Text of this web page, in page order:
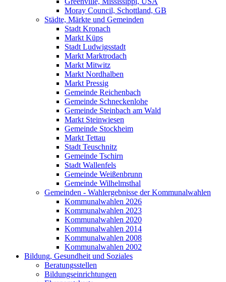
Moray Council, Schottland, GB
Städte, Märkte und Gemeinden
Stadt Kronach
Markt Küps
Stadt Ludwigsstadt
Markt Marktrodach
Markt Mitwitz
Markt Nordhalben
Markt Pressig
Gemeinde Reichenbach
Gemeinde Schneckenlohe
Gemeinde Steinbach am Wald
Markt Steinwiesen
Gemeinde Stockheim
Markt Tettau
Stadt Teuschnitz
Gemeinde Tschirn
Stadt Wallenfels
Gemeinde Weißenbrunn
Gemeinde Wilhelmsthal
Gemeinden - Wahlergebnisse der Kommunalwahlen
Kommunalwahlen 2026
Kommunalwahlen 2023
Kommunalwahlen 2020
Kommunalwahlen 2014
Kommunalwahlen 2008
Kommunalwahlen 2002
Bildung, Gesundheit und Soziales
Beratungsstellen
Bildungseinrichtungen